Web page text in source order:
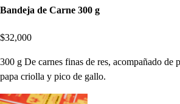
Bandeja de Carne 300 g
$32,000
300 g De carnes finas de res, acompañado de
papa criolla y pico de gallo.